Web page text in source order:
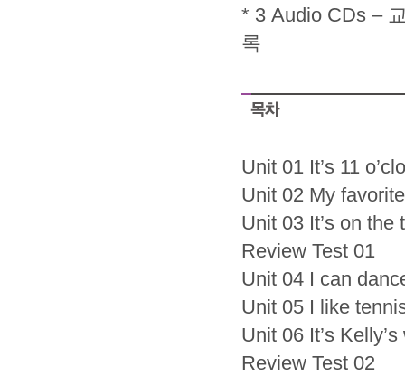
* 3 Audio CDs –
록
Unit 01 It’s 11
Unit 02 My
Unit 03 It’s on the
Review Test 01
Unit 04 I can
Unit 05 I like
Unit 06 It’s
Review Test 02